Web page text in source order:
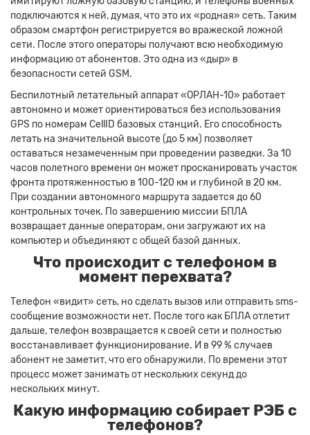
подключаются к ней, думая, что это их «родная» сеть. Таким
образом смартфон регистрируется во вражеской ложной
сети. После этого операторы получают всю необходимую
информацию от абонентов. Это одна из «дыр» в
безопасности сетей GSM.
Беспилотный летательный аппарат «ОРЛАН-10» работает
автономно и может ориентироваться без использования
GPS по номерам CellID базовых станций. Его способность
летать на значительной высоте (до 5 км) позволяет
оставаться незамеченным при проведении разведки. За 10
часов полетного времени он может просканировать участок
фронта протяженностью в 100-120 км и глубиной в 20 км.
При создании автономного маршрута задается до 60
контрольных точек. По завершению миссии БПЛА
возвращает данные операторам, они загружают их на
компьютер и объединяют с общей базой данных.
Что происходит с телефоном в
момент перехвата?
Телефон «видит» сеть, но сделать вызов или отправить sms-
сообщение возможности нет. После того как БПЛА отлетит
дальше, телефон возвращается к своей сети и полностью
восстанавливает функционирование. И в 99 % случаев
абонент не заметит, что его обнаружили. По времени этот
процесс может занимать от нескольких секунд до
нескольких минут.
Какую информацию собирает РЭБ с
телефонов?